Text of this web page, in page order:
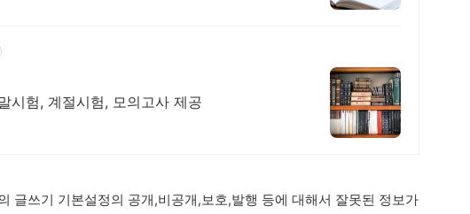
시험, 계절시험, 모의고사 제공
글쓰기 기본설정의 공개,비공개,보호,발행 등에 대해서 잘못된 정보가